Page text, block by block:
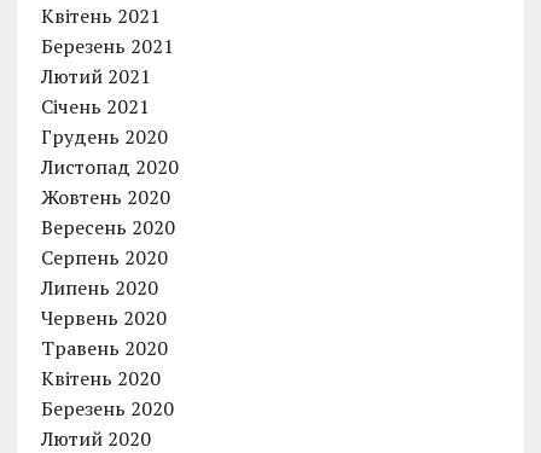
Квітень 2021
Березень 2021
Лютий 2021
Січень 2021
Грудень 2020
Листопад 2020
Жовтень 2020
Вересень 2020
Серпень 2020
Липень 2020
Червень 2020
Травень 2020
Квітень 2020
Березень 2020
Лютий 2020